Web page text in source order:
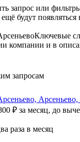
запрос или
будут
Ключевые
компании и в
запросам
₽ за месяц, до
раза в месяц